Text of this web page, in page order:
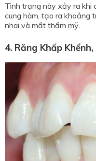
Tình trạng này xảy ra khi
cung hàm, tạo ra khoảng
nhai và mất thẩm mỹ.
4. Răng Khấp Khểnh,